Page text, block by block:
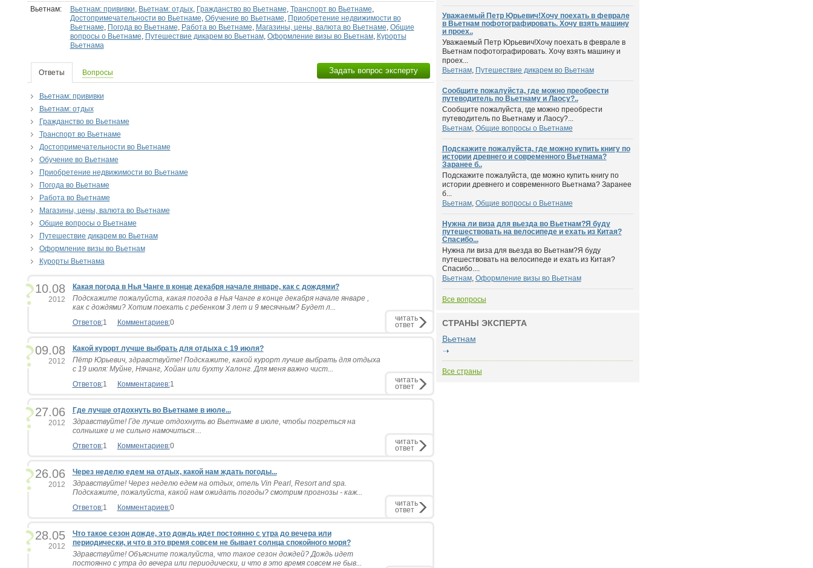
Вьетнам: Вьетнам: прививки, Вьетнам: отдых, Гражданство во Вьетнаме, Транспорт во Вьетнаме,
Достопримечательности во Вьетнаме, Обучение во Вьетнаме, Приобретение недвижимости во
Вьетнаме, Погода во Вьетнаме, Работа во Вьетнаме, Магазины, цены, валюта во Вьетнаме, Общие
вопросы о Вьетнаме, Путешествие дикарем во Вьетнам, Оформление визы во Вьетнам, Курорты
Вьетнама
Ответы Вопросы Задать вопрос эксперту
Вьетнам: прививки
Вьетнам: отдых
Гражданство во Вьетнаме
Транспорт во Вьетнаме
Достопримечательности во Вьетнаме
Обучение во Вьетнаме
Приобретение недвижимости во Вьетнаме
Погода во Вьетнаме
Работа во Вьетнаме
Магазины, цены, валюта во Вьетнаме
Общие вопросы о Вьетнаме
Путешествие дикарем во Вьетнам
Оформление визы во Вьетнам
Курорты Вьетнама
10.08
2012
Какая погода в Нья Чанге в конце декабря начале январе, как с дождями?
Подскажите пожалуйста, какая погода в Нья Чанге в конце декабря начале январе ,
как с дождями? Хотим поехать с ребенком 3 лет и 9 месячным? Будет л...
Ответов:1 Комментариев:0 читать
ответ
09.08
2012
Какой курорт лучше выбрать для отдыха с 19 июля?
Пётр Юрьевич, здравствуйте! Подскажите, какой курорт лучше выбрать для отдыха
с 19 июля: Муйне, Нячанг, Хойан или бухту Халонг. Для меня важно чист...
Ответов:1 Комментариев:1 читать
ответ
27.06
2012
Где лучше отдохнуть во Вьетнаме в июле...
Здравствуйте! Где лучше отдохнуть во Вьетнаме в июле, чтобы погреться на
солнышке и не сильно намочиться....
Ответов:1 Комментариев:0 читать
ответ
26.06
2012
Через неделю едем на отдых, какой нам ждать погоды...
Здравствуйте! Через неделю едем на отдых, отель Vin Pearl, Resort and spa.
Подскажите, пожалуйста, какой нам ожидать погоды? смотрим прогнозы - каж...
Ответов:1 Комментариев:0 читать
ответ
28.05
2012
Что такое сезон дожде, это дождь идет постоянно с утра до вечера или
периодически, и что в это время совсем не бывает солнца спокойного моря?
Здравствуйте! Объясните пожалуйста, что такое сезон дождей? Дождь идет
постоянно с утра до вечера или периодически, и что в это время совсем не быв...
Уважаемый Петр Юрьевич!Хочу поехать в феврале
в Вьетнам пофотографировать. Хочу взять машину
и проех..
Уважаемый Петр Юрьевич!Хочу поехать в феврале в
Вьетнам пофотографировать. Хочу взять машину и
проех...
Вьетнам, Путешествие дикарем во Вьетнам
Сообщите пожалуйста, где можно преобрести
путеводитель по Вьетнаму и Лаосу?..
Сообщите пожалуйста, где можно преобрести
путеводитель по Вьетнаму и Лаосу?...
Вьетнам, Общие вопросы о Вьетнаме
Подскажите пожалуйста, где можно купить книгу по
истории древнего и современного Вьетнама?
Заранее б..
Подскажите пожалуйста, где можно купить книгу по
истории древнего и современного Вьетнама? Заранее
б...
Вьетнам, Общие вопросы о Вьетнаме
Нужна ли виза для вьезда во Вьетнам?Я буду
путешествовать на велосипеде и ехать из Китая?
Спасибо...
Нужна ли виза для вьезда во Вьетнам?Я буду
путешествовать на велосипеде и ехать из Китая?
Спасибо....
Вьетнам, Оформление визы во Вьетнам
Все вопросы
СТРАНЫ ЭКСПЕРТА
Вьетнам
Все страны